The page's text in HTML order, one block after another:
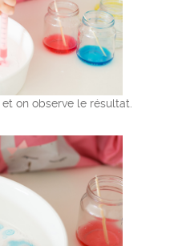
on observe le résultat.